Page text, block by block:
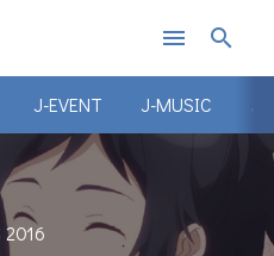
menu search
J-EVENT J-MUSIC J-
2016